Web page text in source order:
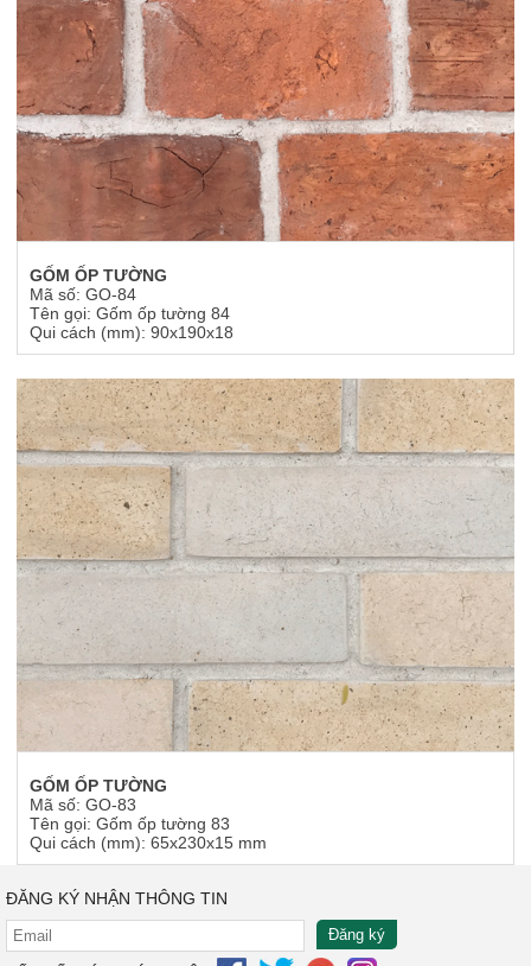
GỐM ỐP TƯỜNG
Mã số: GO-84
Tên gọi: Gốm ốp tường 84
Qui cách (mm): 90x190x18
GỐM ỐP TƯỜNG
Mã số: GO-83
Tên gọi: Gốm ốp tường 83
Qui cách (mm): 65x230x15 mm
ĐĂNG KÝ NHẬN THÔNG TIN
Đăng ký